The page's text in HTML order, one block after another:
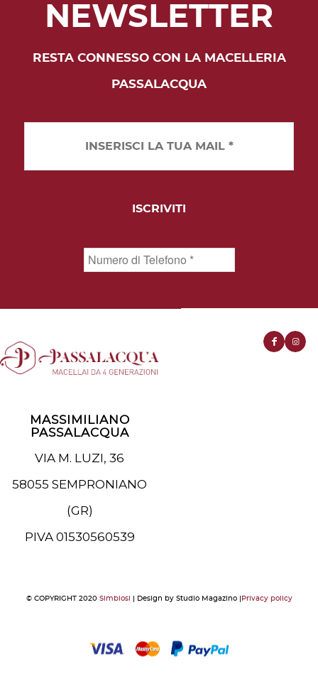
NEWSLETTER
RESTA CONNESSO CON LA MACELLERIA
PASSALACQUA
MASSIMILIANO
PASSALACQUA
VIA M. LUZI, 36
58055 SEMPRONIANO
(GR)
PIVA 01530560539
© COPYRIGHT 2020 Simbiosi | Design by Studio Magazino | Privacy policy